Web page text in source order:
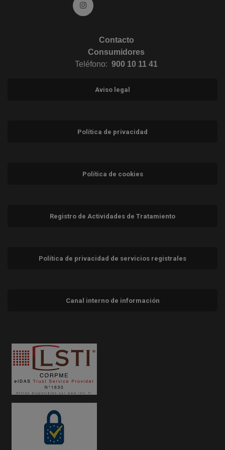
Ir a Instagram (abre en ventana nueva)
Contacto
Consumidores
Teléfono: 900 10 11 41
Aviso legal
Política de privacidad
Política de cookies
Registro de Actividades de Tratamiento
Política de privacidad de servicios registrales
Canal interno de información